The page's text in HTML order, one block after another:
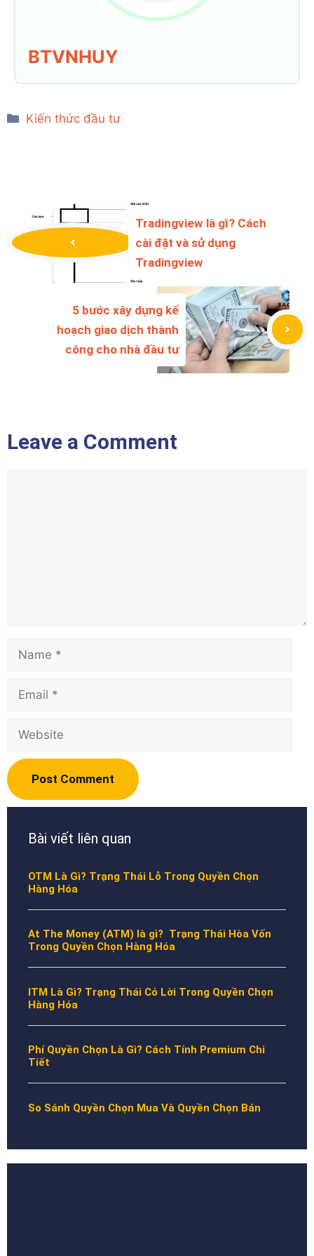
BTVNHUY
Categories
Kiến thức đầu tư
Tradingview là gì? Cách
cài đặt và sử dụng
Tradingview
5 bước xây dựng kế
hoạch giao dịch thành
công cho nhà đầu tư
Leave a Comment
Name
Email
Website
Bài viết liên quan
OTM Là Gì? Trạng Thái Lỗ Trong Quyền Chọn
Hàng Hóa
At The Money (ATM) là gì? Trạng Thái Hòa Vốn
Trong Quyền Chọn Hàng Hóa
ITM Là Gì? Trạng Thái Có Lời Trong Quyền Chọn
Hàng Hóa
Phí Quyền Chọn Là Gì? Cách Tính Premium Chi
Tiết
So Sánh Quyền Chọn Mua Và Quyền Chọn Bán